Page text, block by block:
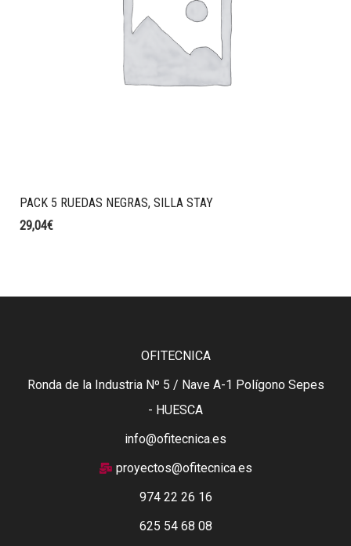
PACK 5 RUEDAS NEGRAS, SILLA STAY
29,04€
OFITECNICA
Ronda de la Industria Nº 5 / Nave A-1 Polígono Sepes
- HUESCA
info@ofitecnica.es
proyectos@ofitecnica.es
974 22 26 16
625 54 68 08